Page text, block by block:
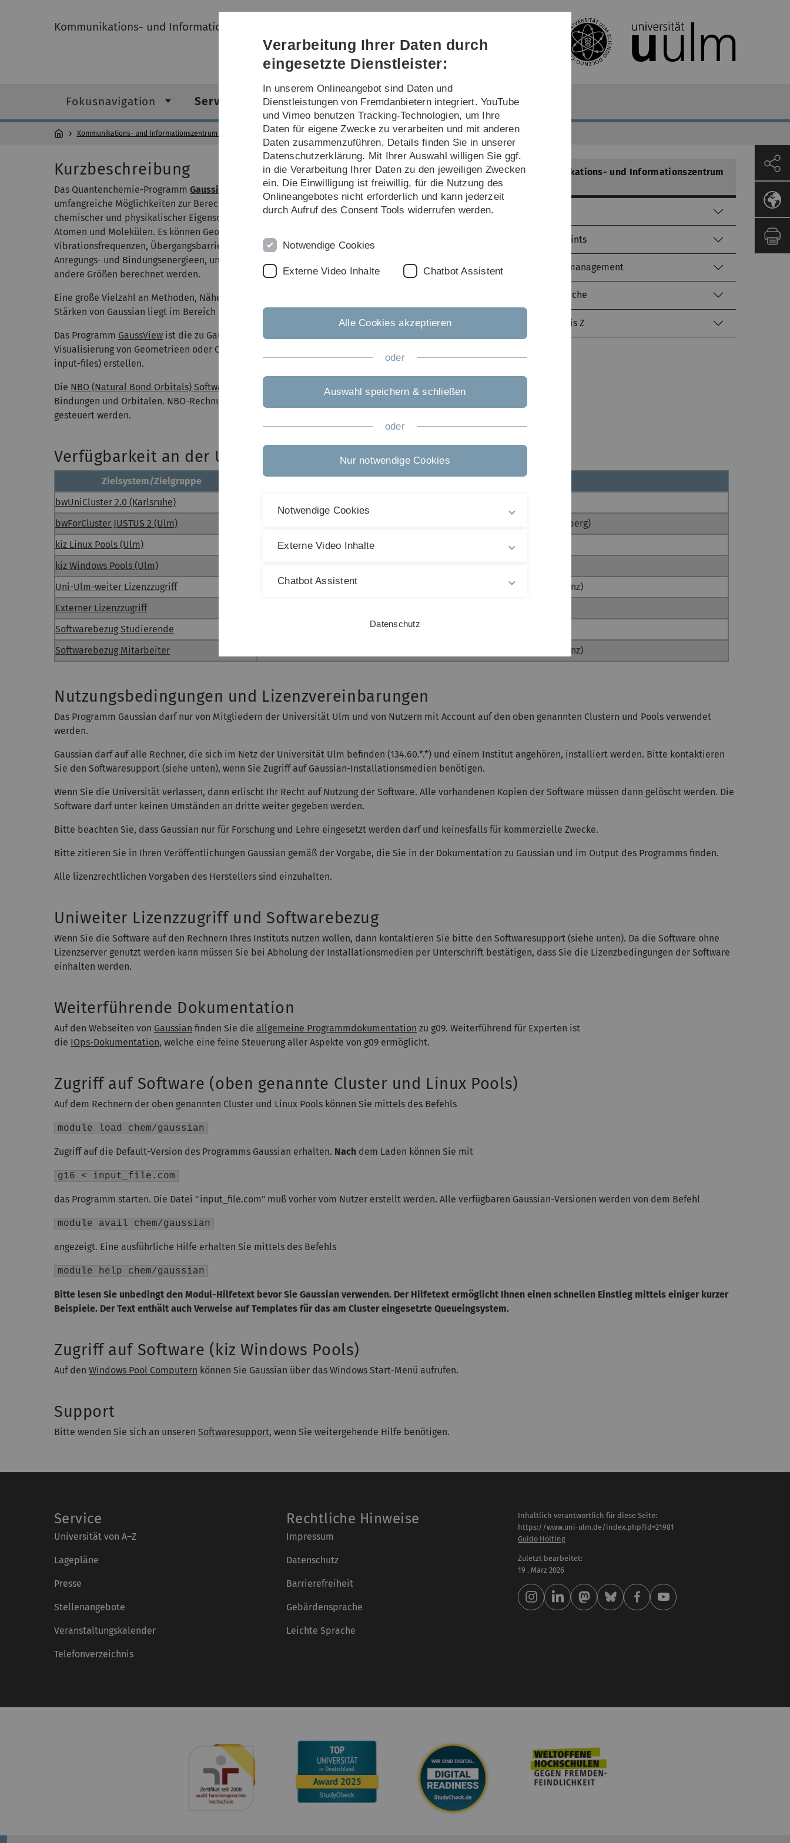
Direkt
Direkt
Direkt
(Sprache,
Drucken,
Social
Direkt
Direkt
Kommunikations- und Informationszentrum (kiz)
Fokusnavigation Service-Katalog Projekte Weiteres
Kommunikations- und Informationszentrum (kiz) Service-Katalog Software Software-Katalog Gaussian
Kurzbeschreibung
Das Quantenchemie-Programm Gaussian
umfangreiche Möglichkeiten zur Berechnung
chemischer und physikalischer Eigenschaften von
Atomen und Molekülen. Es können Geometrien,
Vibrationsfrequenzen, Übergangsbarrieren,
Anregungs- und Bindungsenergieen, und viele
andere Größen berechnet werden.
Eine große Vielzahl an Methoden, Näherungen und Basissätzen stehen zur Verfügung. Eine besondere
Stärken von Gaussian liegt im Bereich der organischen Chemie.
Das Programm GaussView ist die zu Gaussian passende grafische Benutzeroberfläche. Neben der 3D-
Visualisierung von Geometrieen oder Orbitalen kann man mit GaussView auch Gaussian-Jobs (command-
input-files) erstellen.
Die NBO (Natural Bond Orbitals) Software
bietet erweiterte Analysemöglichkeiten von chemischen
Bindungen und Orbitalen. NBO-Rechnungen können direkt via Gaussian Input Datei aufgerufen und
gesteuert werden.
Kommunikations- und Informationszentrum
Service-Points
Identitätsmanagement
Literatursuche
kiz von A bis Z
Verfügbarkeit an der Universität Ulm
Zielsystem/Zielgruppe
bwUniCluster 2.0 (Karlsruhe)
bwForCluster JUSTUS 2 (Ulm)
Ja, nach Laden des Softwaremoduls (alle F&L-Nutzer aus Baden-Württemberg)
kiz Linux Pools (Ulm)
Ja, nach Laden des Softwaremoduls (Campuslizenz)
kiz Windows Pools (Ulm)
Uni-Ulm-weiter Lizenzzugriff
Ja, für Zugriff auf Medien bitte Softwaresupport kontaktieren (Campuslizenz)
Externer Lizenzzugriff
Softwarebezug Studierende
Nein, Lizenz nur für Rechner im Campusbereich gültig
Softwarebezug Mitarbeiter
Ja, für Zugriff auf Medien bitte Softwaresupport kontaktieren (Campuslizenz)
Nutzungsbedingungen und Lizenzvereinbarungen
Das Programm Gaussian darf nur von Mitgliedern der Universität Ulm und von Nutzern mit Account auf den oben genannten Clustern und Pools verwendet
werden.
Gaussian darf auf alle Rechner, die sich im Netz der Universität Ulm befinden (134.60.*.*) und einem Institut angehören, installiert werden. Bitte kontaktieren
Sie den Softwaresupport (siehe unten), wenn Sie Zugriff auf Gaussian-Installationsmedien benötigen.
Wenn Sie die Universität verlassen, dann erlischt Ihr Recht auf Nutzung der Software. Alle vorhandenen Kopien der Software müssen dann gelöscht werden. Die
Software darf unter keinen Umständen an dritte weiter gegeben werden.
Bitte beachten Sie, dass Gaussian nur für Forschung und Lehre eingesetzt werden darf und keinesfalls für kommerzielle Zwecke.
Bitte zitieren Sie in Ihren Veröffentlichungen Gaussian gemäß der Vorgabe, die Sie in der Dokumentation zu Gaussian und im Output des Programms finden.
Alle lizenzrechtlichen Vorgaben des Herstellers sind einzuhalten.
Uniweiter Lizenzzugriff und Softwarebezug
Wenn Sie die Software auf den Rechnern Ihres Instituts nutzen wollen, dann kontaktieren Sie bitte den Softwaresupport (siehe unten). Da die Software ohne
Lizenzserver genutzt werden kann müssen Sie bei Abholung der Installationsmedien per Unterschrift bestätigen, dass Sie die Lizenzbedingungen der Software
einhalten werden.
Weiterführende Dokumentation
Auf den Webseiten von Gaussian finden Sie die allgemeine Programmdokumentation zu g09. Weiterführend für Experten ist
die IOps-Dokumentation, welche eine feine Steuerung aller Aspekte von g09 ermöglicht.
Zugriff auf Software (oben genannte Cluster und Linux Pools)
Auf dem Rechnern der oben genannten Cluster und Linux Pools können Sie mittels des Befehls
module load chem/gaussian
Zugriff auf die Default-Version des Programms Gaussian erhalten. Nach dem Laden können Sie mit
g16 < input_file.com
das Programm starten. Die Datei "input_file.com" muß vorher vom Nutzer erstellt werden. Alle verfügbaren Gaussian-Versionen werden von dem Befehl
module avail chem/gaussian
angezeigt. Eine ausführliche Hilfe erhalten Sie mittels des Befehls
module help chem/gaussian
Bitte lesen Sie unbedingt den Modul-Hilfetext bevor Sie Gaussian verwenden. Der Hilfetext ermöglicht Ihnen einen schnellen Einstieg mittels einiger kurzer
Beispiele. Der Text enthält auch Verweise auf Templates für das am Cluster eingesetzte Queueingsystem.
Zugriff auf Software (kiz Windows Pools)
Auf den Windows Pool Computern können Sie Gaussian über das Windows Start-Menü aufrufen.
Support
Bitte wenden Sie sich an unseren Softwaresupport, wenn Sie weitergehende Hilfe benötigen.
Service
Universität von A–Z
Lagepläne
Presse
Stellenangebote
Veranstaltungskalender
Telefonverzeichnis
Rechtliche Hinweise
Impressum
Datenschutz
Barrierefreiheit
Gebärdensprache
Leichte Sprache
Inhaltlich verantwortlich für diese Seite:
https://www.uni-ulm.de/index.php?id=21981
Guido Hölting
Zuletzt bearbeitet:
19 . März 2026
Verarbeitung Ihrer Daten durch
eingesetzte Dienstleister:
In unserem Onlineangebot sind Daten und
Dienstleistungen von Fremdanbietern integriert. YouTube
und Vimeo benutzen Tracking-Technologien, um Ihre
Daten für eigene Zwecke zu verarbeiten und mit anderen
Daten zusammenzuführen. Details finden Sie in unserer
Datenschutzerklärung. Mit Ihrer Auswahl willigen Sie ggf.
in die Verarbeitung Ihrer Daten zu den jeweiligen Zwecken
ein. Die Einwilligung ist freiwillig, für die Nutzung des
Onlineangebotes nicht erforderlich und kann jederzeit
durch Aufruf des Consent Tools widerrufen werden.
Notwendige Cookies
Externe Video Inhalte Chatbot Assistent
Alle Cookies akzeptieren
oder
Auswahl speichern & schließen
oder
Nur notwendige Cookies
Notwendige Cookies
Externe Video Inhalte
Chatbot Assistent
Datenschutz